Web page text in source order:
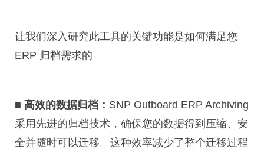
让我们深入研究此工具的关键功能是如何满足您
ERP 归档需求的
■ 高效的数据归档： SNP Outboard ERP Archiving
采用先进的归档技术，确保您的数据得到压缩、安
全并随时可以迁移。这种效率减少了整个迁移过程